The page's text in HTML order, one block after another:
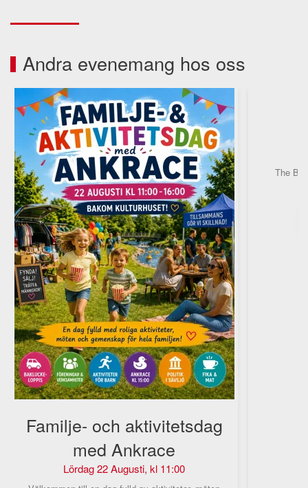
Andra evenemang hos oss
Familje- och aktivitetsdag
med Ankrace
Lördag 22 Augusti, kl 11:00
The